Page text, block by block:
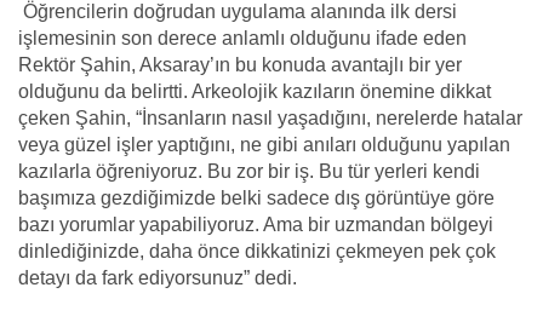
Öğrencilerin doğrudan uygulama alanında ilk dersi
işlemesinin son derece anlamlı olduğunu ifade eden
Rektör Şahin, Aksaray’ın bu konuda avantajlı bir yer
olduğunu da belirtti. Arkeolojik kazıların önemine dikkat
çeken Şahin, “İnsanların nasıl yaşadığını, nerelerde hatalar
veya güzel işler yaptığını, ne gibi anıları olduğunu yapılan
kazılarla öğreniyoruz. Bu zor bir iş. Bu tür yerleri kendi
başımıza gezdiğimizde belki sadece dış görüntüye göre
bazı yorumlar yapabiliyoruz. Ama bir uzmandan bölgeyi
dinlediğinizde, daha önce dikkatinizi çekmeyen pek çok
detayı da fark ediyorsunuz” dedi.